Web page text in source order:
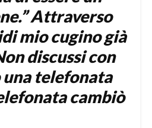
Attraverso
mio cugino già
discussi con
una telefonata
cambiò